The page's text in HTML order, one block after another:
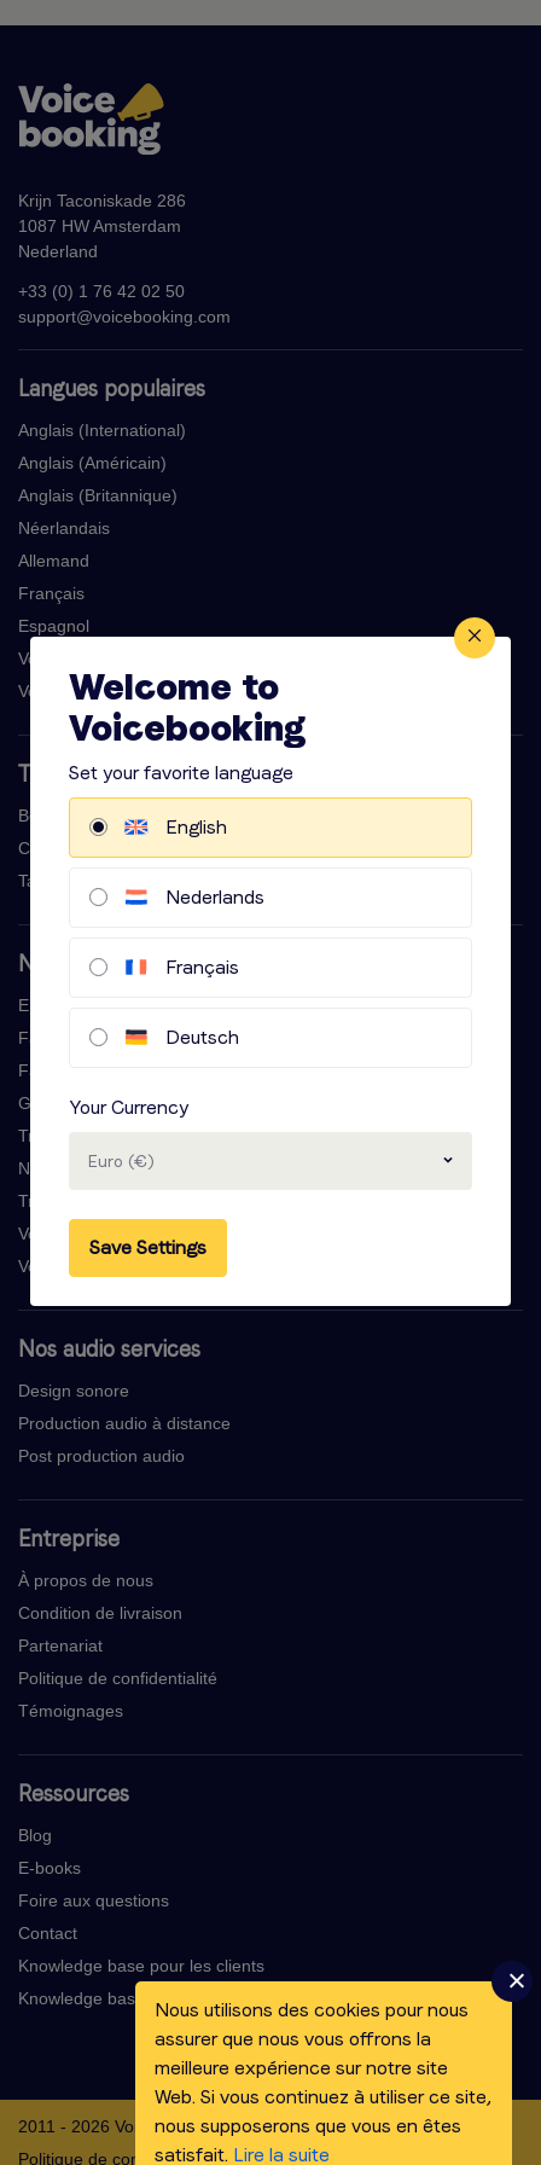
Langues populaires
Anglais (International)
Anglais (Américain)
Anglais (Britannique)
Néerlandais
Allemand
Français
Espagnol
Voix off homme
Voix off femme
Tarifs & casting
Booker une voix sur place
Contrôle créatif voix off
Tarifs voix off
Nos voix-off services
Enregistrements professionnels de messagerie
Faire une publicite
Faites une publicite radio
Generateur voix off
Trouver une voix off
Narration de livre audio
Traductions voix off
Voix off de webvideo
Voix off E-learning
Nos audio services
Design sonore
Production audio à distance
Post production audio
Entreprise
À propos de nous
Condition de livraison
Partenariat
Politique de confidentialité
Témoignages
Ressources
Blog
E-books
Foire aux questions
Contact
Knowledge base pour les clients
Knowledge base pour les voix-off
Krijn Taconiskade 286
1087 HW Amsterdam
Nederland
+33 (0) 1 76 42 02 50
support@voicebooking.com
2011 - 2026 Voicebooking.com BV
Politique de confidentialité
Welcome to
Voicebooking
Set your favorite language
English
Nederlands
Français
Deutsch
Your Currency
Euro (€)
Save Settings
Nous utilisons des cookies pour nous
assurer que nous vous offrons la
meilleure expérience sur notre site
Web. Si vous continuez à utiliser ce site,
nous supposerons que vous en êtes
satisfait. Lire la suite